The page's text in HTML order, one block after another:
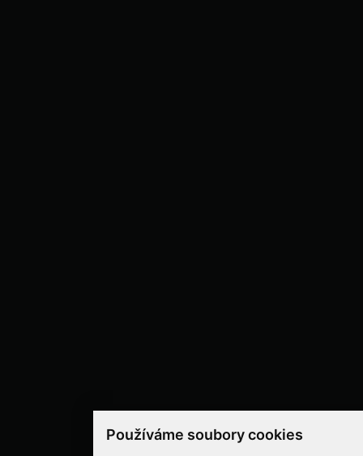
Používáme soubory cookies